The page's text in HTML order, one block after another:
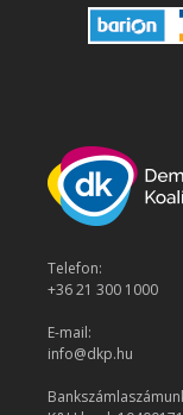
Telefon:
+36 21 300 1000
E-mail:
info@dkp.hu